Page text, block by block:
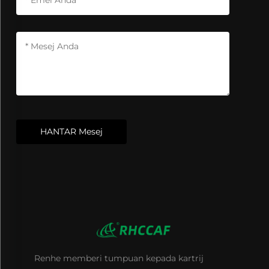
HANTAR Mesej
Renhe memberi tumpuan kepada kartrij